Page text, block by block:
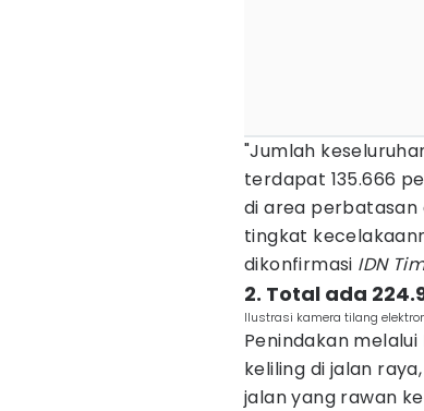
"Jumlah
terdapat 135.666
di area
tingkat
dikonfirmasi IDN
2. Total ada
Ilustrasi kamera tilang
Penindakan melalui
keliling di jalan
jalan yang rawan